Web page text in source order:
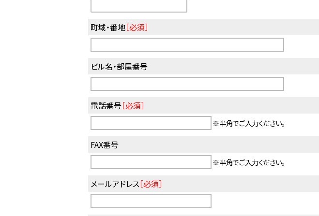
町域・番地［必須］
ビル名・部屋番号
電話番号［必須］
※半角でご入力ください。
FAX番号
※半角でご入力ください。
メールアドレス［必須］